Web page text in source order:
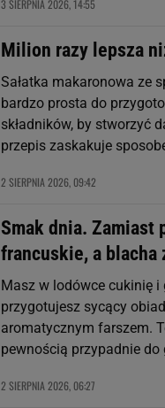
3 SIERPNIA 2026, 14:55
Milion razy lepsza
Sałatka makaronowa ze
bardzo prosta do
składników, by stworzyć
przepis zaskakuje
2 SIERPNIA 2026, 09:42
Smak dnia.
francuskie, a blacha
Masz w lodówce cukinię
przygotujesz sycący
aromatycznym farszem.
pewnością przypadnie
2 SIERPNIA 2026, 06:27